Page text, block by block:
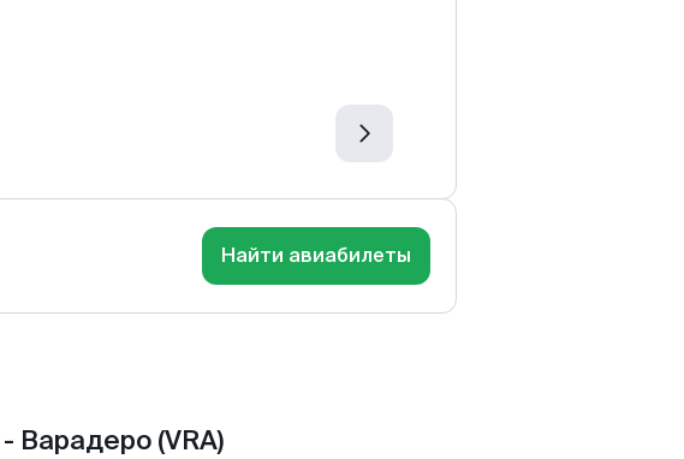
Найти авиабилеты
Варадеро (VRA)